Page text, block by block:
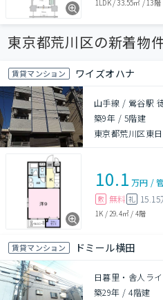
1LDK/33.55㎡ / 13階
東京都荒川区の新着物
賃貸マンション ワイズオハナ
山手線 / 鶯谷駅
築9年 / 5階建
東京都荒川区東
10.1 万円 /
敷 無料 礼
1K / 29.4㎡ / 4階
賃貸マンション ドミール横田
日暮里・舎人ラ
築29年 /4階建